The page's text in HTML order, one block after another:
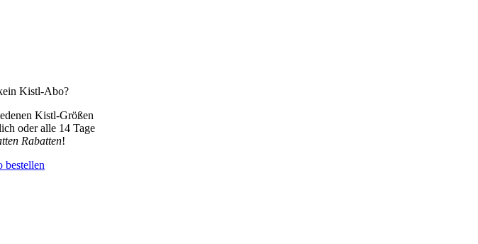
Kistl-Abo?
Kistl-Größen
oder alle 14 Tage
Rabatten!